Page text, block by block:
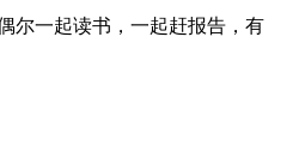
尔一起读书，一起赶报告，有